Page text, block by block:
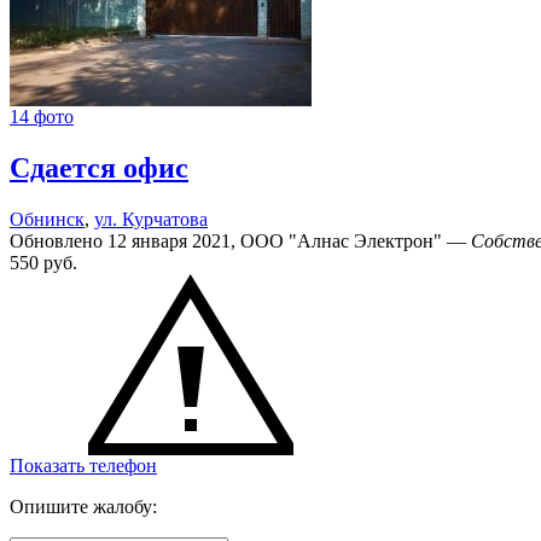
14 фото
Сдается офис
Обнинск, ул. Курчатова
Обновлено 12 января 2021, ООО "Алнас Электрон" —
550 руб.
Показать телефон
Опишите жалобу: